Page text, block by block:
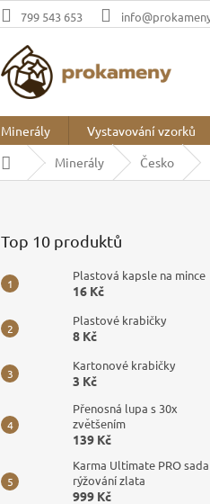
799 543 653
Minerály Vystavování vzorků
Domů
Minerály Česko
Top 10 produktů
Plastová kapsle na mince
16 Kč
Plastové krabičky
8 Kč
Kartonové krabičky
3 Kč
Přenosná lupa s 30x
zvětšením
139 Kč
Karma Ultimate PRO
rýžování zlata
999 Kč